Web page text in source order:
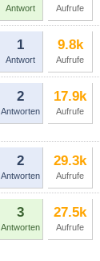
Antwort Aufrufe
1
Antwort
9.8k
Aufrufe
2
Antworten
17.9k
Aufrufe
2
Antworten
29.3k
Aufrufe
3
Antworten
27.5k
Aufrufe